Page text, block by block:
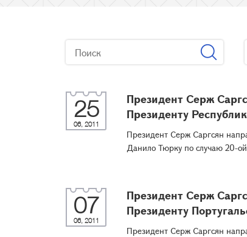
25
06, 2011
Президент Серж
Президенту
Президент Серж Саргсян
Данило Тюрку по случаю 20-
07
06, 2011
Президент Серж
Президенту
Президент Серж Саргсян